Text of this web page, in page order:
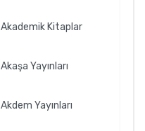
Akademik Kitaplar
Akaşa Yayınları
Akdem Yayınları